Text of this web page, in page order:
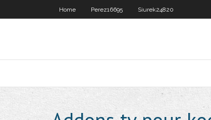
Home Perez16695 Siurek24820